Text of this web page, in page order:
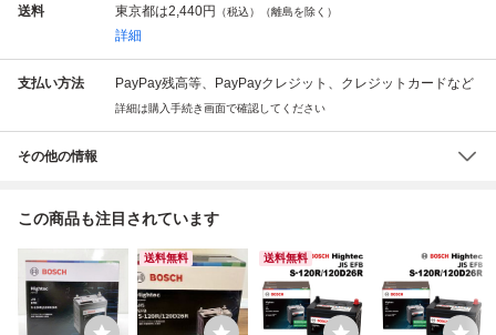
送料 東京都は2,440円 （税込）（離島を除く）
詳細
支払い方法 PayPay残高等、PayPayクレジット、クレジットカードなど
詳細は購入手続き画面で確認してください
その他の情報
この商品も注目されています
送料無料 送料無料